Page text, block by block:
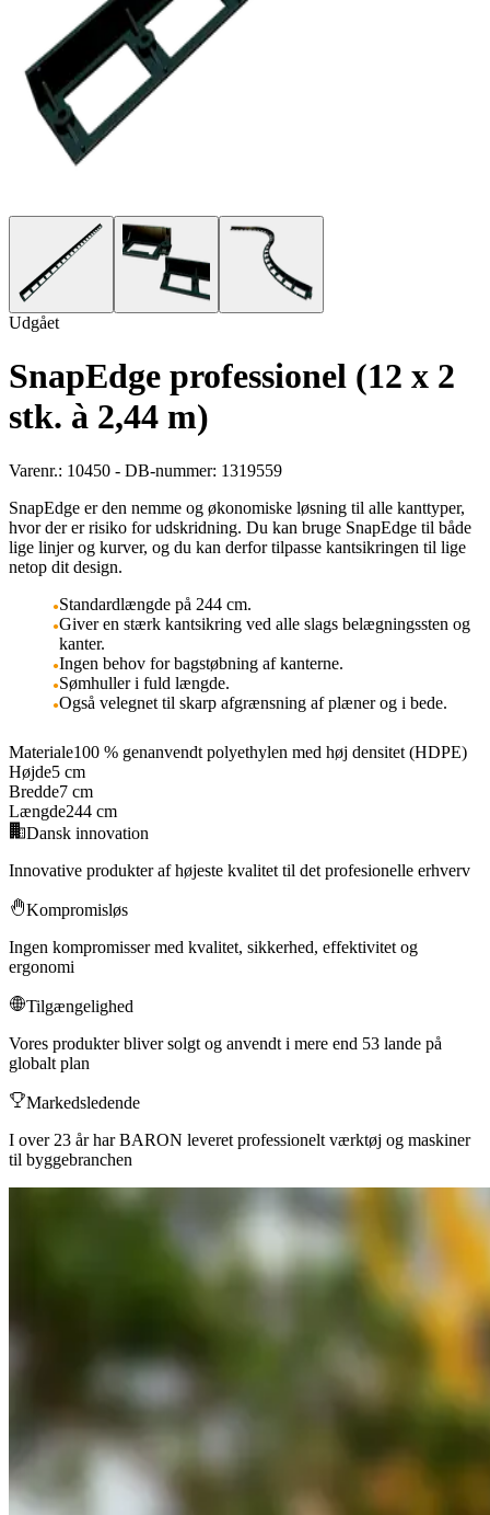
Udgået
SnapEdge professionel (12 x 2
stk. à 2,44 m)
Varenr.: 10450 - DB-nummer: 1319559
SnapEdge er den nemme og økonomiske løsning til alle kanttyper,
hvor der er risiko for udskridning. Du kan bruge SnapEdge til både
lige linjer og kurver, og du kan derfor tilpasse kantsikringen til lige
netop dit design.
Standardlængde på 244 cm.
Giver en stærk kantsikring ved alle slags belægningssten og
kanter.
Ingen behov for bagstøbning af kanterne.
Sømhuller i fuld længde.
Også velegnet til skarp afgrænsning af plæner og i bede.
Materiale100 % genanvendt polyethylen med høj densitet (HDPE)
Højde5 cm
Bredde7 cm
Længde244 cm
Dansk innovation
Innovative produkter af højeste kvalitet til det profesionelle erhverv
Kompromisløs
Ingen kompromisser med kvalitet, sikkerhed, effektivitet og
ergonomi
Tilgængelighed
Vores produkter bliver solgt og anvendt i mere end 53 lande på
globalt plan
Markedsledende
I over 23 år har BARON leveret professionelt værktøj og maskiner
til byggebranchen